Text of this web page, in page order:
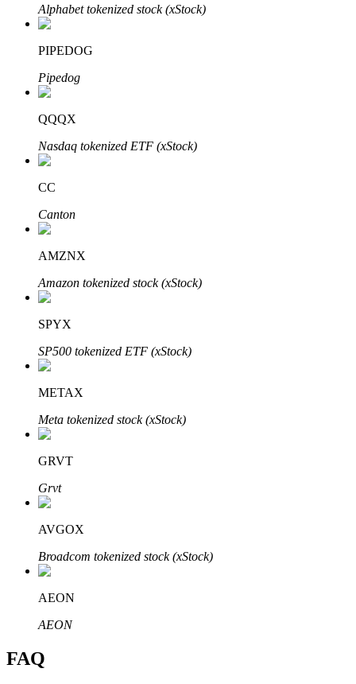
Auto Invest
Ta långsiktig vinst och flexibla intressen
Lär dig Staking
Lär dig mer om att tjäna passiv inkomst
Alphabet tokenized stock (xStock)
PIPEDOG
Pipedog
QQQX
Nasdaq tokenized ETF (xStock)
CC
Canton
AMZNX
Amazon tokenized stock (xStock)
SPYX
SP500 tokenized ETF (xStock)
METAX
Meta tokenized stock (xStock)
GRVT
Grvt
AVGOX
Broadcom tokenized stock (xStock)
AEON
AEON
FAQ